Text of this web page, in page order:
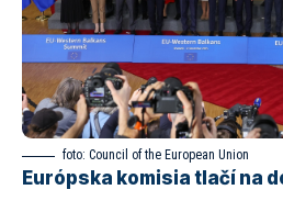
foto: Council of the European Union
Európska komisia tlačí na